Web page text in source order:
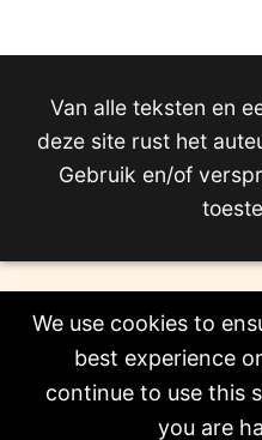
Van alle teksten en
deze site rust het
Gebruik en/of
We use cookies to
best experience
continue to use this
you are